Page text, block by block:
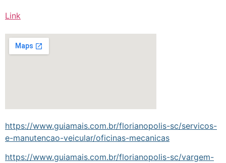
Link
https://www.guiamais.com.br/florianopolis-sc/servicos-
e-manutencao-veicular/oficinas-mecanicas
https://www.guiamais.com.br/florianopolis-sc/vargem-